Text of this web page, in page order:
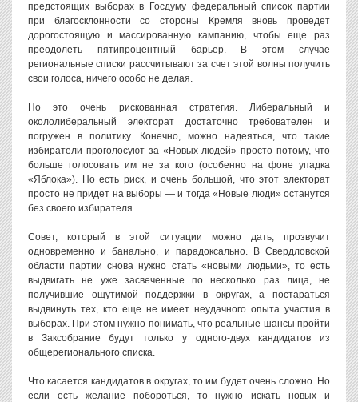
предстоящих выборах в Госдуму федеральный список партии
при благосклонности со стороны Кремля вновь проведет
дорогостоящую и массированную кампанию, чтобы еще раз
преодолеть пятипроцентный барьер. В этом случае
региональные списки рассчитывают за счет этой волны получить
свои голоса, ничего особо не делая.
Но это очень рискованная стратегия. Либеральный и
окололиберальный электорат достаточно требователен и
погружен в политику. Конечно, можно надеяться, что такие
избиратели проголосуют за «Новых людей» просто потому, что
больше голосовать им не за кого (особенно на фоне упадка
«Яблока»). Но есть риск, и очень большой, что этот электорат
просто не придет на выборы — и тогда «Новые люди» останутся
без своего избирателя.
Совет, который в этой ситуации можно дать, прозвучит
одновременно и банально, и парадоксально. В Свердловской
области партии снова нужно стать «новыми людьми», то есть
выдвигать не уже засвеченные по несколько раз лица, не
получившие ощутимой поддержки в округах, а постараться
выдвинуть тех, кто еще не имеет неудачного опыта участия в
выборах. При этом нужно понимать, что реальные шансы пройти
в Заксобрание будут только у одного-двух кандидатов из
общерегионального списка.
Что касается кандидатов в округах, то им будет очень сложно. Но
если есть желание побороться, то нужно искать новых и